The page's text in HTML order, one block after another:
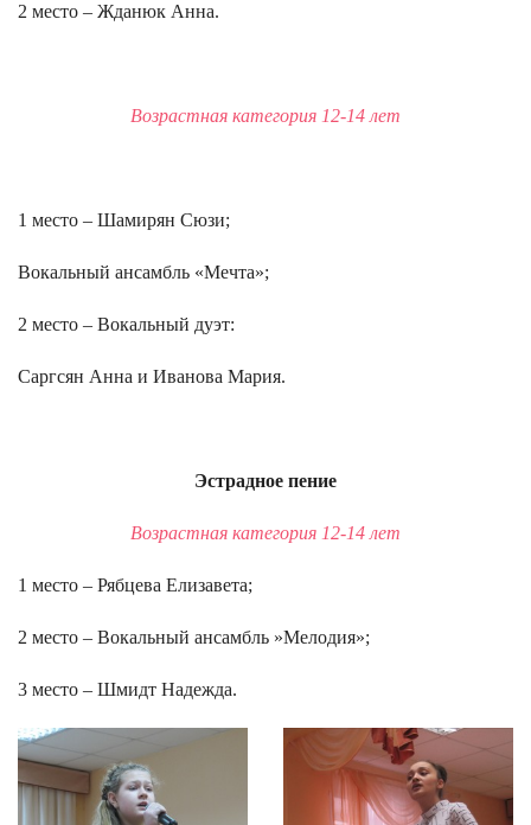
2 место – Жданюк Анна.
Возрастная категория 12-14 лет
1 место – Шамирян Сюзи;
Вокальный ансамбль «Мечта»;
2 место – Вокальный дуэт:
Саргсян Анна и Иванова Мария.
Эстрадное пение
Возрастная категория 12-14 лет
1 место – Рябцева Елизавета;
2 место – Вокальный ансамбль »Мелодия»;
3 место – Шмидт Надежда.